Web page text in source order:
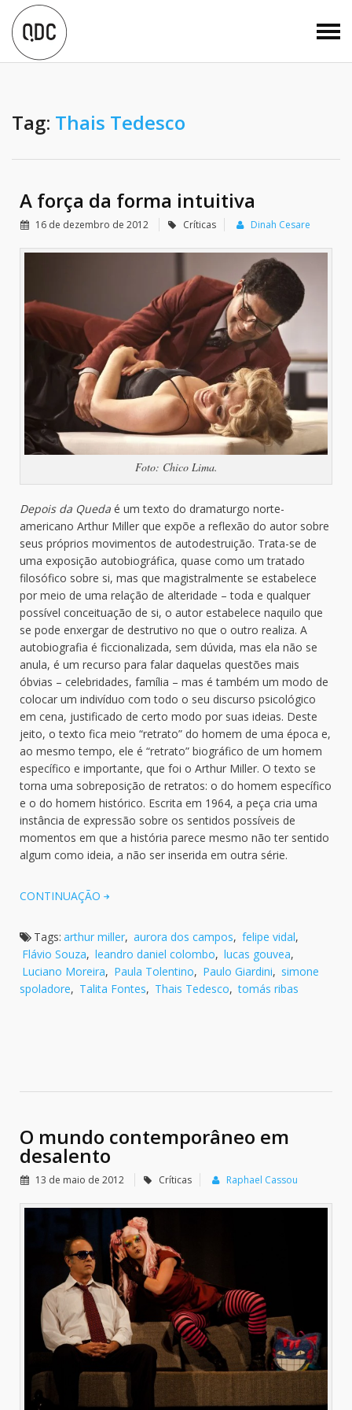
Tag: Thais Tedesco
A força da forma intuitiva
16 de dezembro de 2012 Críticas Dinah Cesare
Foto: Chico Lima.
Depois da Queda é um texto do dramaturgo norte-
americano Arthur Miller que expõe a reflexão do autor sobre
seus próprios movimentos de autodestruição. Trata-se de
uma exposição autobiográfica, quase como um tratado
filosófico sobre si, mas que magistralmente se estabelece
por meio de uma relação de alteridade – toda e qualquer
possível conceituação de si, o autor estabelece naquilo que
se pode enxergar de destrutivo no que o outro realiza. A
autobiografia é ficcionalizada, sem dúvida, mas ela não se
anula, é um recurso para falar daquelas questões mais
óbvias – celebridades, família – mas é também um modo de
colocar um indivíduo com todo o seu discurso psicológico
em cena, justificado de certo modo por suas ideias. Deste
jeito, o texto fica meio “retrato” do homem de uma época e,
ao mesmo tempo, ele é “retrato” biográfico de um homem
específico e importante, que foi o Arthur Miller. O texto se
torna uma sobreposição de retratos: o do homem específico
e o do homem histórico. Escrita em 1964, a peça cria uma
instância de expressão sobre os sentidos possíveis de
momentos em que a história parece mesmo não ter sentido
algum como ideia, a não ser inserida em outra série.
CONTINUAÇÃO
Tags: arthur miller, aurora dos campos, felipe vidal,
Flávio Souza, leandro daniel colombo, lucas gouvea,
Luciano Moreira, Paula Tolentino, Paulo Giardini, simone
spoladore, Talita Fontes, Thais Tedesco, tomás ribas
O mundo contemporâneo em
desalento
13 de maio de 2012 Críticas Raphael Cassou